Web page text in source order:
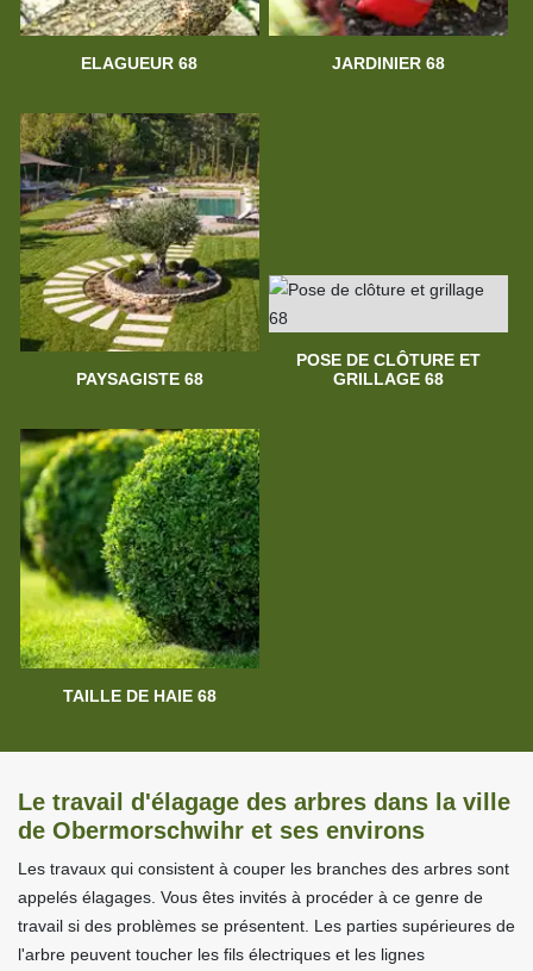
ELAGUEUR 68 JARDINIER 68
PAYSAGISTE 68
POSE DE CLÔTURE ET
GRILLAGE 68
TAILLE DE HAIE 68
Le travail d'élagage des arbres dans la ville
de Obermorschwihr et ses environs
Les travaux qui consistent à couper les branches des arbres sont
appelés élagages. Vous êtes invités à procéder à ce genre de
travail si des problèmes se présentent. Les parties supérieures de
l'arbre peuvent toucher les fils électriques et les lignes